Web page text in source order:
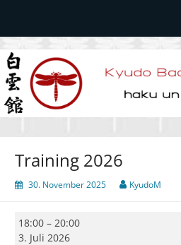
Kyudo Bad
Training 2026
30. November 2025 KyudoM
Training
2026
18:00 – 20:00
3. Juli 2026